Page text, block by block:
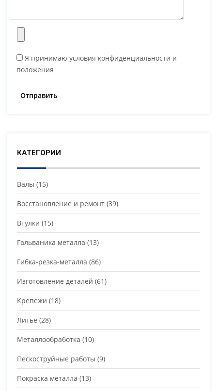
Я принимаю условия конфиденциальности и
положения
КАТЕГОРИИ
Валы (15)
Восстановление и ремонт (39)
Втулки (15)
Гальваника металла (13)
Гибка-резка-металла (86)
Изготовление деталей (61)
Крепежи (18)
Литье (28)
Металлообработка (10)
Пескоструйные работы (9)
Покраска металла (13)